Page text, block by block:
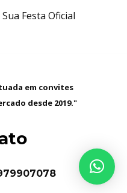
Festa Oficial
em convites
desde 2019."